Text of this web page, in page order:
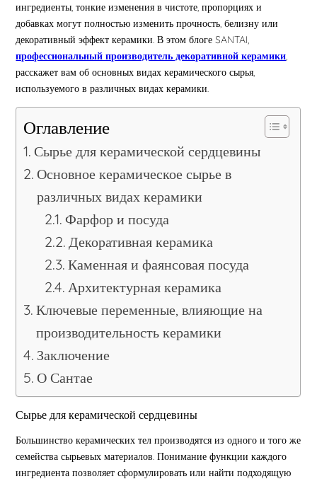
ингредиенты, тонкие изменения в чистоте, пропорциях и
добавках могут полностью изменить прочность, белизну или
декоративный эффект керамики. В этом блоге SANTAI,
профессиональный производитель декоративной керамики,
расскажет вам об основных видах керамического сырья,
используемого в различных видах керамики.
Оглавление
Сырье для керамической сердцевины
Основное керамическое сырье в
различных видах керамики
Фарфор и посуда
Декоративная керамика
Каменная и фаянсовая посуда
Архитектурная керамика
Ключевые переменные, влияющие на
производительность керамики
Заключение
О Сантае
Сырье для керамической сердцевины
Большинство керамических тел производятся из одного и того же
семейства сырьевых материалов. Понимание функции каждого
ингредиента позволяет сформулировать или найти подходящую